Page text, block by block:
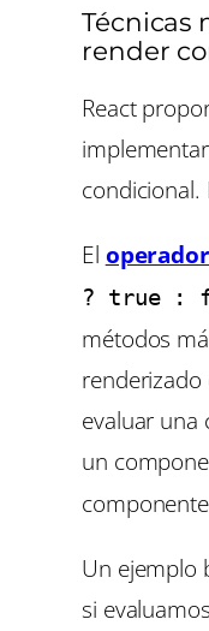
Técnicas
render
React
condicional.
El
? true :
métodos
evaluar una
un
Un ejemplo
si